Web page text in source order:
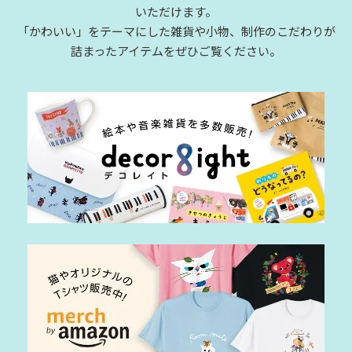
いただけます。
「かわいい」をテーマにした雑貨や小物、制作のこだわりが
詰まったアイテムをぜひご覧ください。